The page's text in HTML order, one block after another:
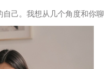
己。我想从几个角度和你聊